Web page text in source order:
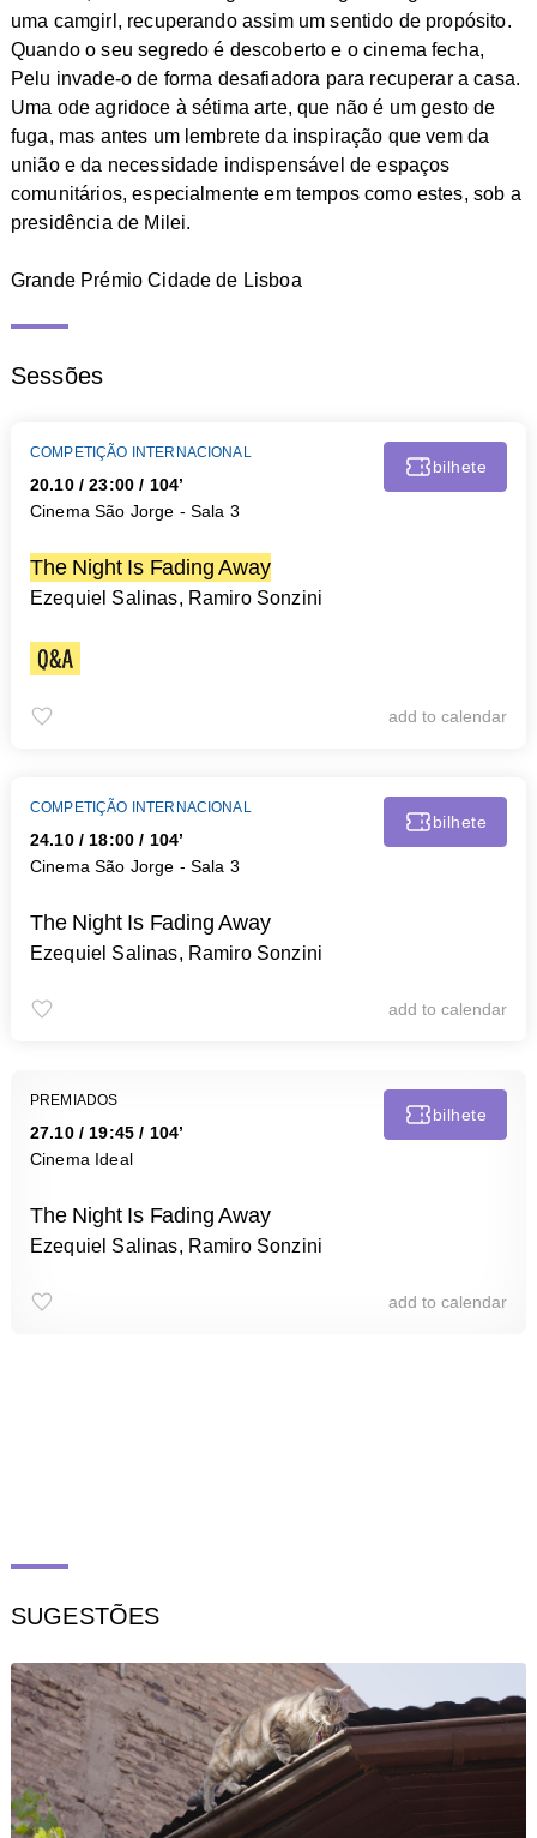
uma camgirl, recuperando assim um sentido de propósito.
Quando o seu segredo é descoberto e o cinema fecha,
Pelu invade-o de forma desafiadora para recuperar a casa.
Uma ode agridoce à sétima arte, que não é um gesto de
fuga, mas antes um lembrete da inspiração que vem da
união e da necessidade indispensável de espaços
comunitários, especialmente em tempos como estes, sob a
presidência de Milei.
Grande Prémio Cidade de Lisboa
Sessões
COMPETIÇÃO INTERNACIONAL
20.10 /23:00 / 104’
Cinema São Jorge - Sala 3
bilhete
The Night Is Fading Away
Ezequiel Salinas, Ramiro Sonzini
add to calendar
COMPETIÇÃO INTERNACIONAL
24.10 / 18:00 / 104’
Cinema São Jorge - Sala 3
bilhete
The Night Is Fading Away
Ezequiel Salinas, Ramiro Sonzini
add to calendar
PREMIADOS
27.10 / 19:45 / 104’
Cinema Ideal
bilhete
The Night Is Fading Away
Ezequiel Salinas, Ramiro Sonzini
add to calendar
SUGESTÕES